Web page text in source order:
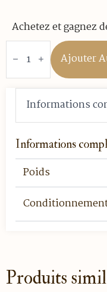
Achetez et gagnez
quantité
Oolong
Exotic
vrac
Ajouter
Informations
Poids
Produits